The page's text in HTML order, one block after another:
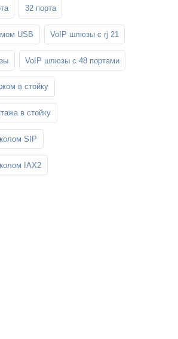
32 порта
USB VoIP шлюзы с rj 21
VoIP шлюзы с 48 портами
в стойку
в стойку
SIP
IAX2